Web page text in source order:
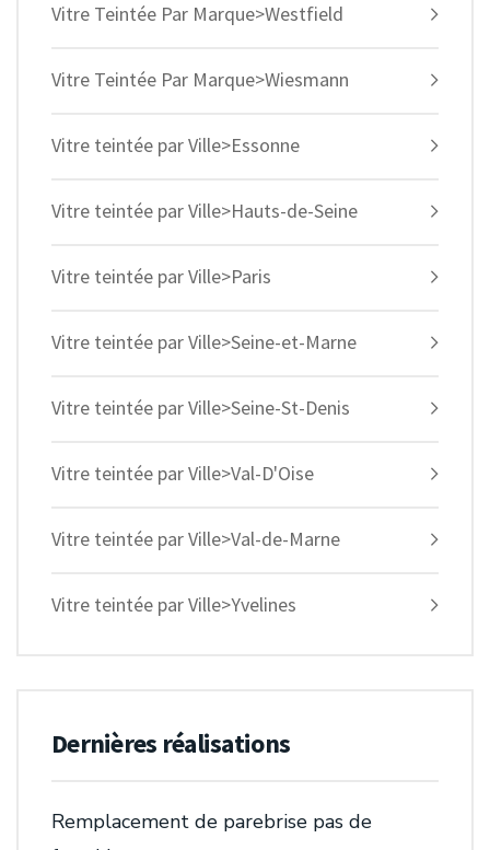
Vitre Teintée Par Marque>Westfield
Vitre Teintée Par Marque>Wiesmann
Vitre teintée par Ville>Essonne
Vitre teintée par Ville>Hauts-de-Seine
Vitre teintée par Ville>Paris
Vitre teintée par Ville>Seine-et-Marne
Vitre teintée par Ville>Seine-St-Denis
Vitre teintée par Ville>Val-D'Oise
Vitre teintée par Ville>Val-de-Marne
Vitre teintée par Ville>Yvelines
Dernières réalisations
Remplacement de parebrise pas de